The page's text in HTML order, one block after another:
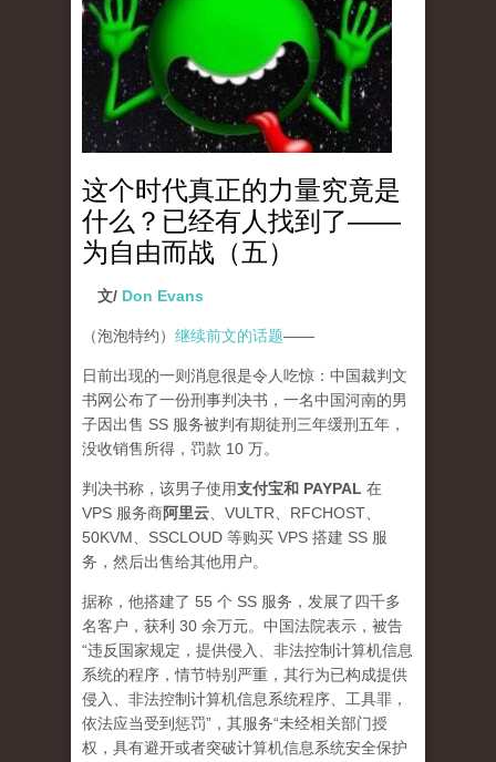
这个时代真正的力量究竟是
什么？已经有人找到了——
为自由而战（五）
文/ Don Evans
（泡泡特约） 继续前文的话题——
日前出现的一则消息很是令人吃惊：中国裁判文
书网公布了一份刑事判决书，一名中国河南的男
子因出售 SS 服务被判有期徒刑三年缓刑五年，
没收销售所得，罚款 10 万。
判决书称，该男子使用支付宝和 PAYPAL 在
VPS 服务商阿里云 、VULTR、RFCHOST、
50KVM、SSCLOUD 等购买 VPS 搭建 SS 服
务，然后出售给其他用户。
据称，他搭建了 55 个 SS 服务，发展了四千多
名客户，获利 30 余万元。中国法院表示，被告
“违反国家规定，提供侵入、非法控制计算机信息
系统的程序，情节特别严重，其行为已构成提供
侵入、非法控制计算机信息系统程序、工具罪，
依法应当受到惩罚”，其服务“未经相关部门授
权，具有避开或者突破计算机信息系统安全保护